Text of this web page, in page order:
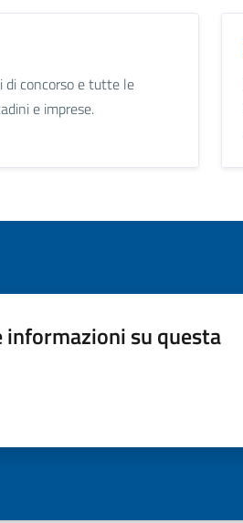
di concorso e tutte le
e imprese.
informazioni su questa